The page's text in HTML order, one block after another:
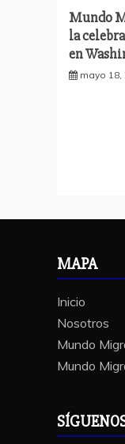
Mundo
la
en
mayo 18,
MAPA
Inicio
Nosotros
Mundo
Mundo